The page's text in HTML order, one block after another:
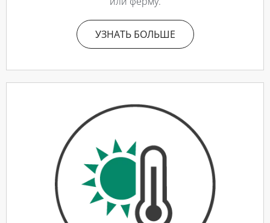
УЗНАТЬ БОЛЬШЕ